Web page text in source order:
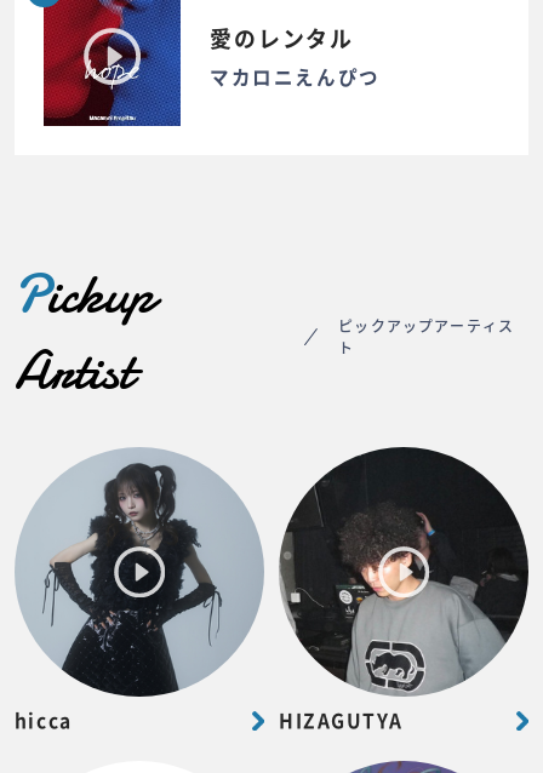
愛のレンタル
マカロニえんぴつ
Pickup
Artist
ピックアップアーティス
ト
hicca HIZAGUTYA